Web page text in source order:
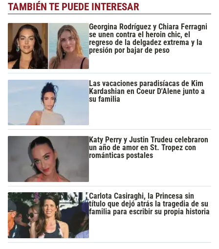
TAMBIÉN TE PUEDE INTERESAR
Georgina Rodríguez y Chiara Ferragni
se unen contra el heroin chic, el
regreso de la delgadez extrema y la
presión por bajar de peso
Las vacaciones paradisíacas de Kim
Kardashian en Coeur D'Alene junto a
su familia
Katy Perry y Justin Trudeu celebraron
un año de amor en St. Tropez con
románticas postales
Carlota Casiraghi, la Princesa sin
título que dejó atrás la tragedia de su
familia para escribir su propia historia